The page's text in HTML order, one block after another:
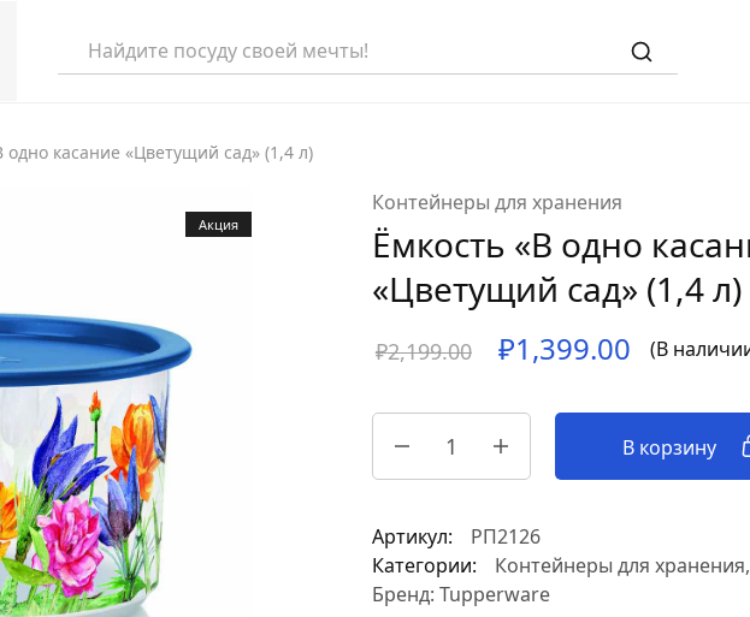
одно касание «Цветущий сад» (1,4 л)
Акция
Контейнеры для хранения
Ёмкость «В одно
«Цветущий сад» (1,4 л)
₽2,199.00 ₽1,399.00 (В
В корзину
Артикул:
РП2126
Категории:
Контейнеры для хранения,
Бренд: Tupperware